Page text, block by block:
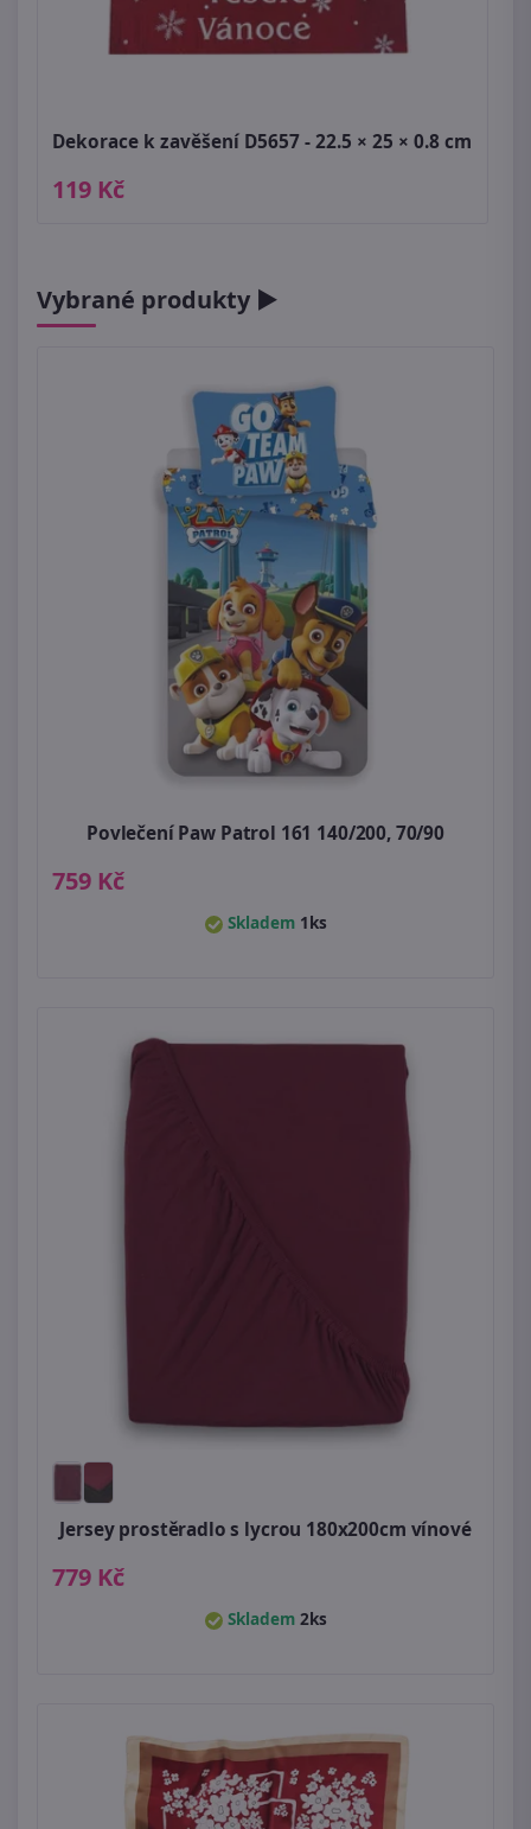
Dekorace k zavěšení D5657 - 22.5 × 25 × 0.8 cm
119 Kč
Vybrané produkty ►
Povlečení Paw Patrol 161 140/200, 70/90
759 Kč
Skladem 1ks
Jersey prostěradlo s lycrou 180x200cm vínové
779 Kč
Skladem 2ks